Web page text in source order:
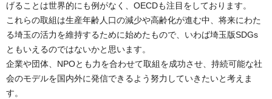
げることは世界的にも例がなく、OECDも注目をしております。
これらの取組は生産年齢人口の減少や高齢化が進む中、将来にわた
る埼玉の活力を維持するために始めたもので、いわば埼玉版SDGs
ともいえるのではないかと思います。
企業や団体、NPOとも力を合わせて取組を成功させ、持続可能な社
会のモデルを国内外に発信できるよう努力していきたいと考えま
す。